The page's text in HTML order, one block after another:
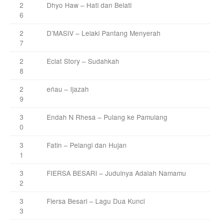
2
6
Dhyo Haw – Hati dan Belati
2
7
D’MASIV – Lelaki Pantang Menyerah
2
8
Eclat Story – Sudahkah
2
9
eńau – Ijazah
3
0
Endah N Rhesa – Pulang ke Pamulang
3
1
Fatin – Pelangi dan Hujan
3
2
FIERSA BESARI – Judulnya Adalah Namamu
3
3
Fiersa Besari – Lagu Dua Kunci